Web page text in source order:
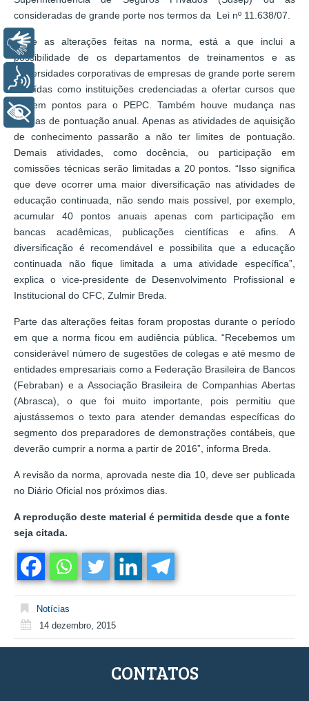
consideradas de grande porte nos termos da Lei nº 11.638/07.
Entre as alterações feitas na norma, está a que inclui a
possibilidade de os departamentos de treinamentos e as
universidades corporativas de empresas de grande porte serem
incluídas como instituições credenciadas a ofertar cursos que
contem pontos para o PEPC. Também houve mudança nas
tabelas de pontuação anual. Apenas as atividades de aquisição
de conhecimento passarão a não ter limites de pontuação.
Demais atividades, como docência, ou participação em
comissões técnicas serão limitadas a 20 pontos. “Isso significa
que deve ocorrer uma maior diversificação nas atividades de
educação continuada, não sendo mais possível, por exemplo,
acumular 40 pontos anuais apenas com participação em
bancas acadêmicas, publicações científicas e afins. A
diversificação é recomendável e possibilita que a educação
continuada não fique limitada a uma atividade específica”,
explica o vice-presidente de Desenvolvimento Profissional e
Institucional do CFC, Zulmir Breda.
Parte das alterações feitas foram propostas durante o período
em que a norma ficou em audiência pública. “Recebemos um
considerável número de sugestões de colegas e até mesmo de
entidades empresariais como a Federação Brasileira de Bancos
(Febraban) e a Associação Brasileira de Companhias Abertas
(Abrasca), o que foi muito importante, pois permitiu que
ajustássemos o texto para atender demandas específicas do
segmento dos preparadores de demonstrações contábeis, que
deverão cumprir a norma a partir de 2016”, informa Breda.
A revisão da norma, aprovada neste dia 10, deve ser publicada
no Diário Oficial nos próximos dias.
A reprodução deste material é permitida desde que a fonte
seja citada.
Notícias
14 dezembro, 2015
CONTATOS
Libras
Voz
+ Acessibilidade